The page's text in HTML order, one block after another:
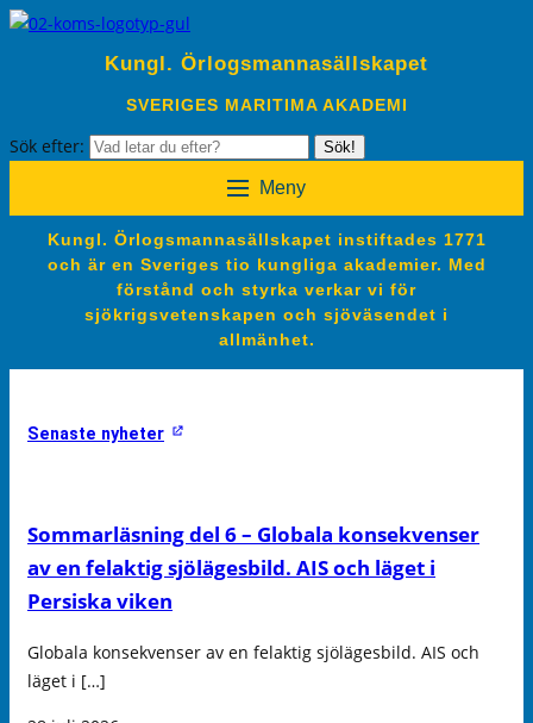
Kungl. Örlogsmannasällskapet
SVERIGES MARITIMA AKADEMI
Sök efter: Sök!
Meny
Kungl. Örlogsmannasällskapet instiftades 1771
och är en Sveriges tio kungliga akademier. Med
förstånd och styrka verkar vi för
sjökrigsvetenskapen och sjöväsendet i
allmänhet.
Senaste nyheter
Sommarläsning del 6 – Globala konsekvenser
av en felaktig sjölägesbild. AIS och läget i
Persiska viken
Globala konsekvenser av en felaktig sjölägesbild. AIS och
läget i […]